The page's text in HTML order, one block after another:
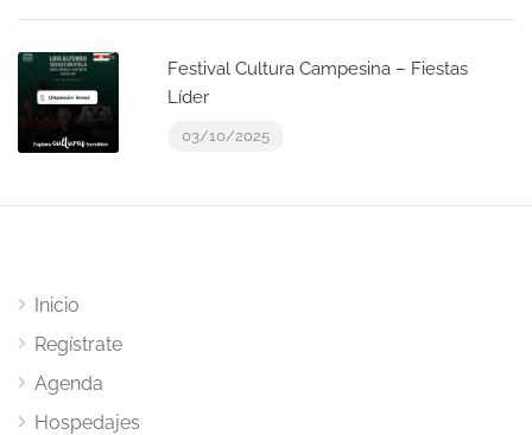
Festival Cultura Campesina – Fiestas
Líder
03/10/2025
Inicio
Regístrate
Agenda
Hospedajes